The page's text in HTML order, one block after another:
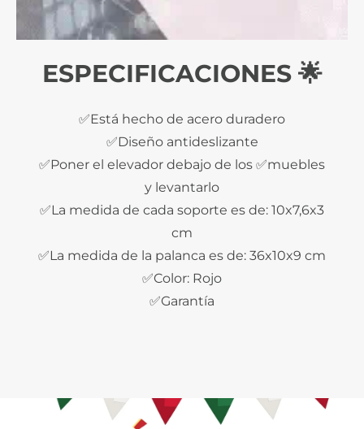
ESPECIFICACIONES 🌟
✅Está hecho de acero duradero
✅Diseño antideslizante
✅Poner el elevador debajo de los ✅muebles
y levantarlo
✅La medida de cada soporte es de: 10x7,6x3
cm
✅La medida de la palanca es de: 36x10x9 cm
✅Color: Rojo
✅Garantía